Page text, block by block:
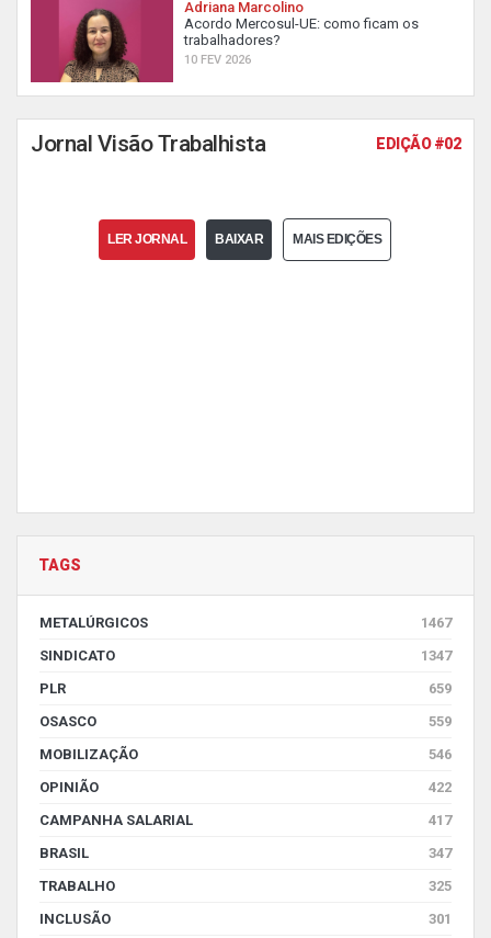
Adriana Marcolino
Acordo Mercosul-UE: como ficam os
trabalhadores?
10 FEV 2026
Jornal Visão Trabalhista EDIÇÃO #02
LER JORNAL BAIXAR MAIS EDIÇÕES
TAGS
METALÚRGICOS
1467
SINDICATO
1347
PLR
659
OSASCO
559
MOBILIZAÇÃO
546
OPINIÃO
422
CAMPANHA SALARIAL
417
BRASIL
347
TRABALHO
325
INCLUSÃO
301